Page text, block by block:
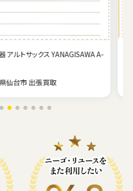
ルトサックス YANAGISAWA A-
台市 出張買取